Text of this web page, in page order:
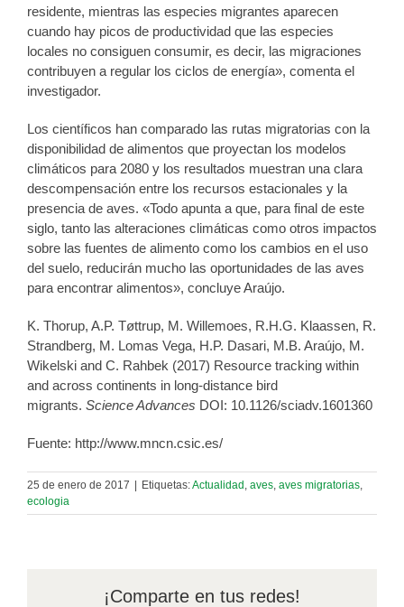
residente, mientras las especies migrantes aparecen
cuando hay picos de productividad que las especies
locales no consiguen consumir, es decir, las migraciones
contribuyen a regular los ciclos de energía», comenta el
investigador.
Los científicos han comparado las rutas migratorias con la
disponibilidad de alimentos que proyectan los modelos
climáticos para 2080 y los resultados muestran una clara
descompensación entre los recursos estacionales y la
presencia de aves. «Todo apunta a que, para final de este
siglo, tanto las alteraciones climáticas como otros impactos
sobre las fuentes de alimento como los cambios en el uso
del suelo, reducirán mucho las oportunidades de las aves
para encontrar alimentos», concluye Araújo.
K. Thorup, A.P. Tøttrup, M. Willemoes, R.H.G. Klaassen, R.
Strandberg, M. Lomas Vega, H.P. Dasari, M.B. Araújo, M.
Wikelski and C. Rahbek (2017) Resource tracking within
and across continents in long-distance bird
migrants. Science Advances DOI: 10.1126/sciadv.1601360
Fuente: http://www.mncn.csic.es/
25 de enero de 2017 Etiquetas:Actualidad , aves, aves migratorias,
ecologia
¡Comparte en tus redes!